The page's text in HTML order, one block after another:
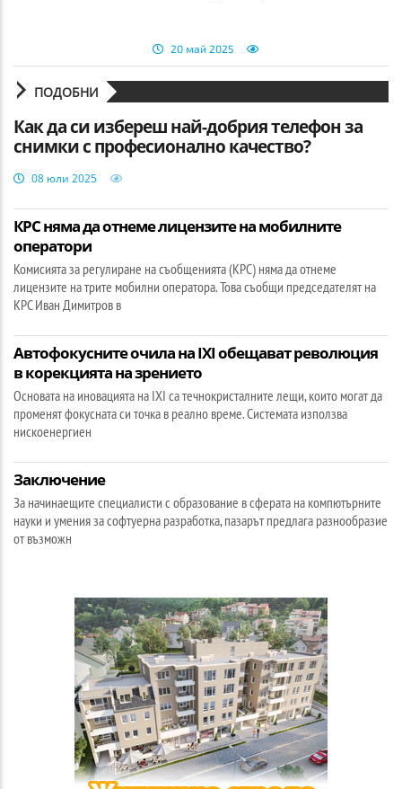
20 май 2025
ПОДОБНИ
Как да си избереш най-добрия телефон за
снимки с професионално качество?
08 юли 2025
КРС няма да отнеме лицензите на мобилните
оператори
Комисията за регулиране на съобщенията (КРС) няма да отнеме
лицензите на трите мобилни оператора. Това съобщи председателят на
КРС Иван Димитров в
Автофокусните очила на IXI обещават революция
в корекцията на зрението
Основата на иновацията на IXI са течнокристалните лещи, които могат да
променят фокусната си точка в реално време. Системата използва
нискоенергиен
Заключение
За начинаещите специалисти с образование в сферата на компютърните
науки и умения за софтуерна разработка, пазарът предлага разнообразие
от възможн